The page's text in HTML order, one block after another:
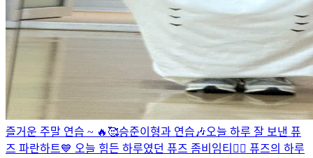
즐거운 주말 연습 ~ 🔥🥰승준이형과 연습🎶오늘 하루 잘 보낸 퓨
즈 파란하트💙 오늘 힘든 하루였던 퓨즈 좀비임티🧟‍♂️ 퓨즈의 하루